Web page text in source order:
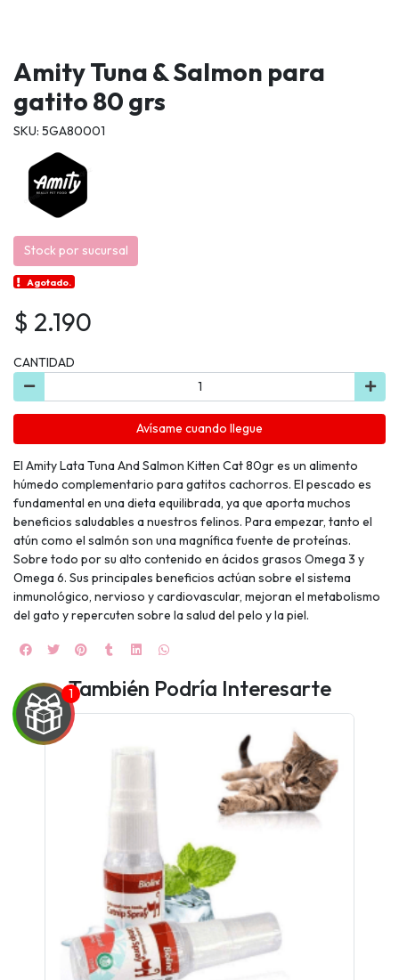
Amity Tuna & Salmon para
gatito 80 grs
SKU: 5GA80001
Stock por sucursal
Agotado.
$ 2.190
CANTIDAD
Avísame cuando llegue
El Amity Lata Tuna And Salmon Kitten Cat 80gr es un alimento
húmedo complementario para gatitos cachorros. El pescado es
fundamental en una dieta equilibrada, ya que aporta muchos
beneficios saludables a nuestros felinos. Para empezar, tanto el
atún como el salmón son una magnífica fuente de proteínas.
Sobre todo por su alto contenido en ácidos grasos Omega 3 y
Omega 6. Sus principales beneficios actúan sobre el sistema
inmunológico, nervioso y cardiovascular, mejoran el metabolismo
del gato y repercuten sobre la salud del pelo y la piel.
También Podría Interesarte